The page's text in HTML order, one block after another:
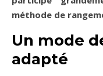
méthode de
Un mode
adapté